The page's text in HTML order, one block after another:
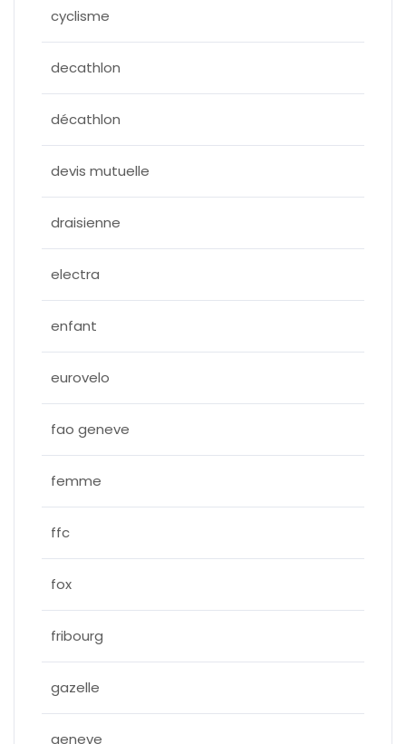
cyclisme
decathlon
décathlon
devis mutuelle
draisienne
electra
enfant
eurovelo
fao geneve
femme
ffc
fox
fribourg
gazelle
geneve